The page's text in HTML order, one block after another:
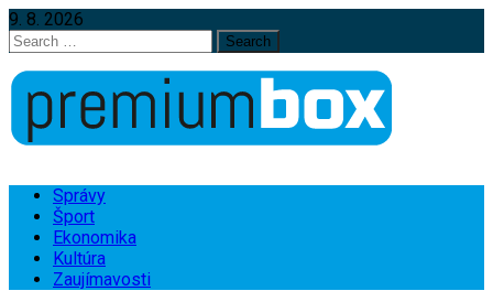
9. 8. 2026
Search
for:
Správy
Šport
Ekonomika
Kultúra
Zaujímavosti